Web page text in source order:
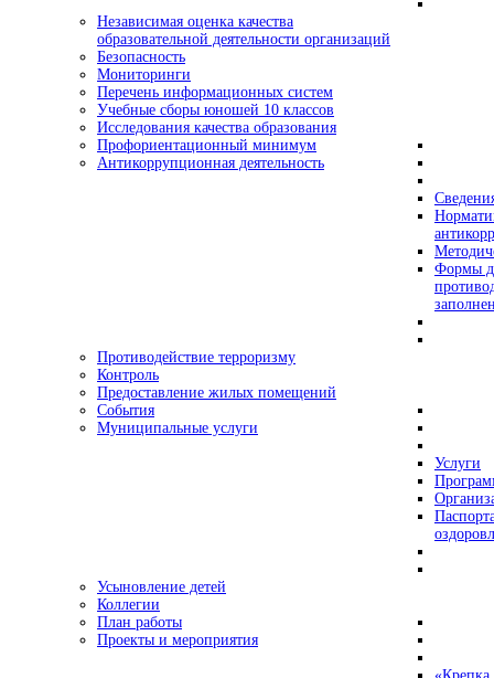
Независимая оценка качества
образовательной деятельности организаций
Безопасность
Мониторинги
Перечень информационных систем
Учебные сборы юношей 10 классов
Исследования качества образования
Профориентационный минимум
Антикоррупционная деятельность
Формы
Противодействие терроризму
Контроль
Предоставление жилых помещений
События
Муниципальные услуги
Услуги
Усыновление детей
Коллегии
План работы
Проекты и мероприятия